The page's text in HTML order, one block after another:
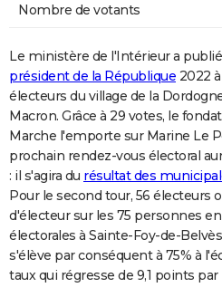
Nombre de votants
Le ministère de l'Intérieur a
président de la République 2022
électeurs du village de la
Macron. Grâce à 29 votes, le
Marche l'emporte sur Marine Le
prochain rendez-vous électoral
: il s'agira du résultat des
Pour le second tour, 56 électeurs
d'électeur sur les 75 personnes
électorales à Sainte-Foy-de-
s'élève par conséquent à 75% à
taux qui régresse de 9,1 points par